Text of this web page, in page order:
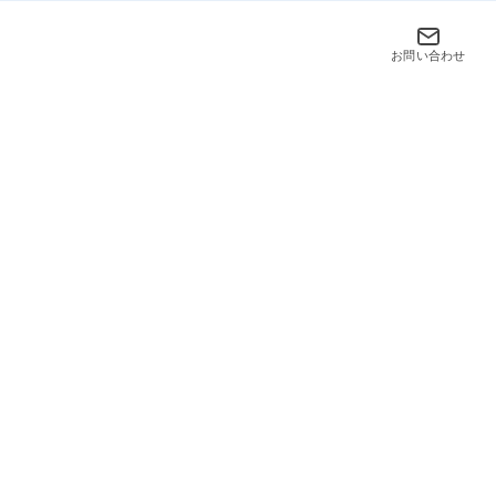
お問い合わせ